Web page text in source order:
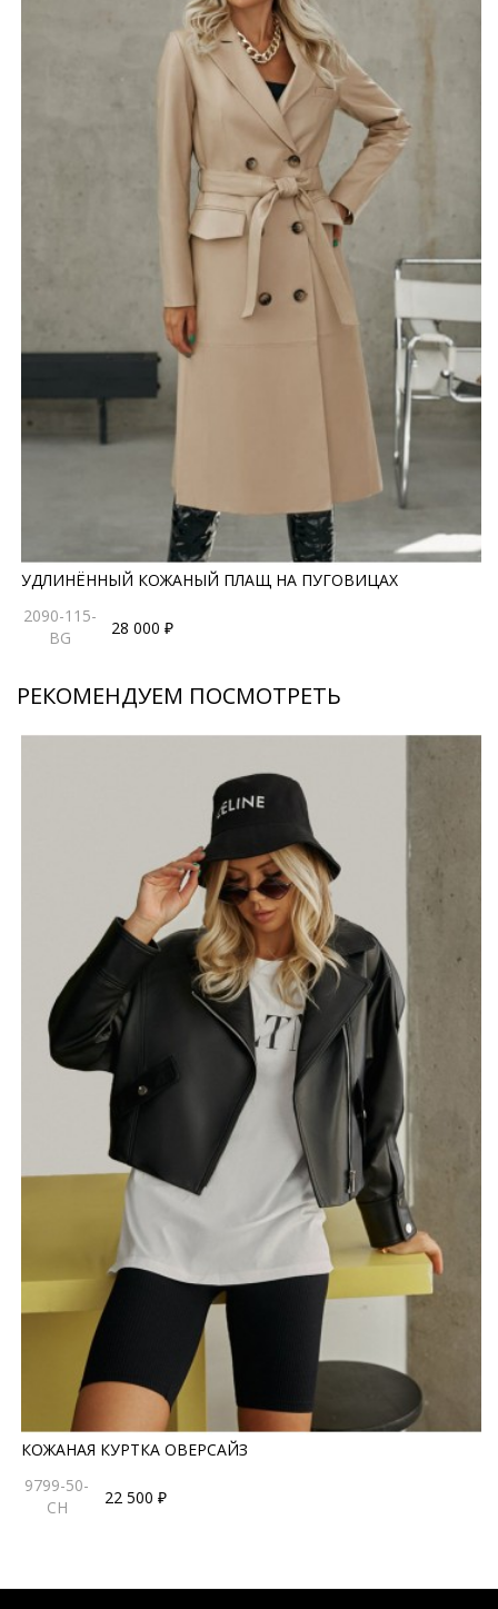
УДЛИНЁННЫЙ КОЖАНЫЙ ПЛАЩ НА ПУГОВИЦАХ
2090-115-
BG
28 000 ₽
РЕКОМЕНДУЕМ ПОСМОТРЕТЬ
КОЖАНАЯ КУРТКА ОВЕРСАЙЗ
9799-50-
CH
22 500 ₽